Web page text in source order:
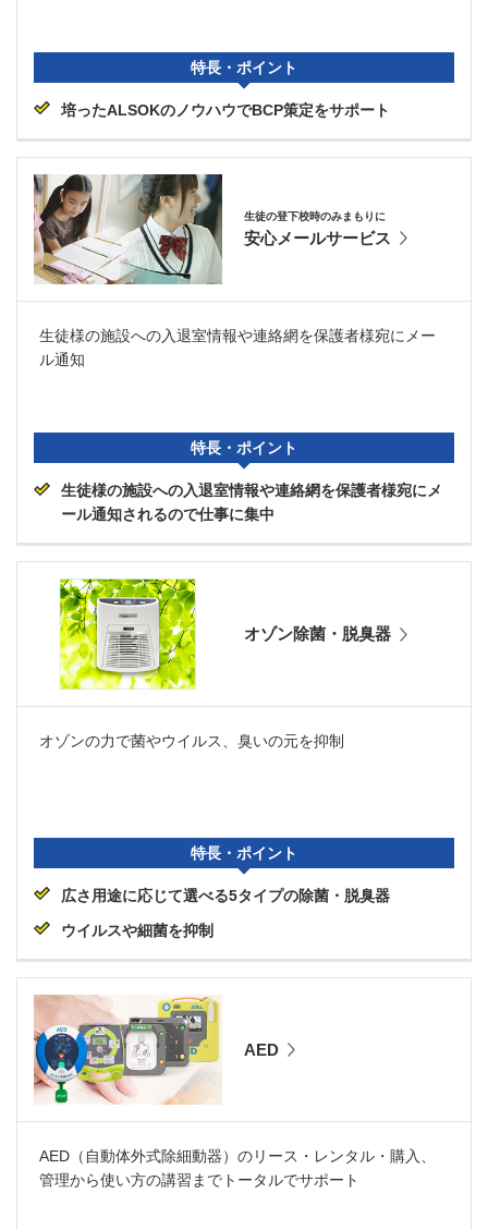
特長・ポイント
培ったALSOKのノウハウでBCP策定をサポート
生徒の登下校時のみまもりに
安心メールサービス
生徒様の施設への入退室情報や連絡網を保護者様宛にメー
ル通知
特長・ポイント
生徒様の施設への入退室情報や連絡網を保護者様宛にメ
ール通知されるので仕事に集中
オゾン除菌・脱臭器
オゾンの力で菌やウイルス、臭いの元を抑制
特長・ポイント
広さ用途に応じて選べる5タイプの除菌・脱臭器
ウイルスや細菌を抑制
AED
AED（自動体外式除細動器）のリース・レンタル・購入、
管理から使い方の講習までトータルでサポート